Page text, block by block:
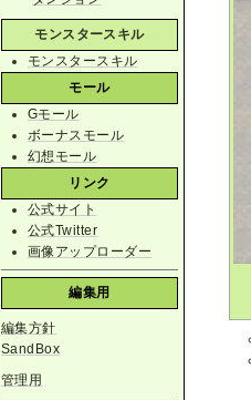
モンスタースキル
モンスタースキル
モール
Gモール
ボーナスモール
幻想モール
リンク
公式サイト
公式Twitter
画像アップローダー
編集用
編集方針
SandBox
管理用